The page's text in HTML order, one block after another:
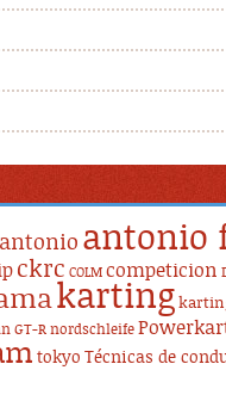
antonio antonio
ckrc COLM competicion
karting
GT-R nordschleife
tokyo Técnicas de